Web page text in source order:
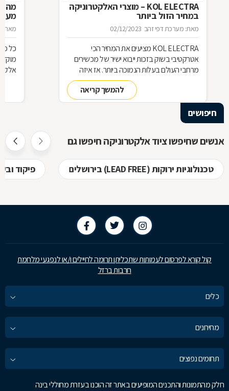
KOL ELECTRA – מוצרי האלקטרוניקה
במחיר הזול ביותר
מאת: מערכת דפי זהב 02/12/2023
KOL ELECTRA מציעים את המחיר הכי
אטרקטיבי בשוק בזכות ייבוא ישיר של מכשירים
מרחבי העולם בעלות הנמוכה ביותר. אז איזה
להמשך קריאה
מה
מאת:
כל
היטב
אתם
חיפושים
אנשים שחיפשו ציוד אלקטרוניקה חיפשו גם
טכנולוגיות ירוקות (LEAD FREE) בירושלים פיקוד
קול קורא לפרסום לעמותות שתכליתן תרומה לחיילים ו/או לנפגעי מלחמת
חרבות ברזל
כלים
מחירונים
תחומים נפוצים
חלק מהתמונות והתכנים המופיעים באתר זה הוכנו בעזרת מחוללי בינה